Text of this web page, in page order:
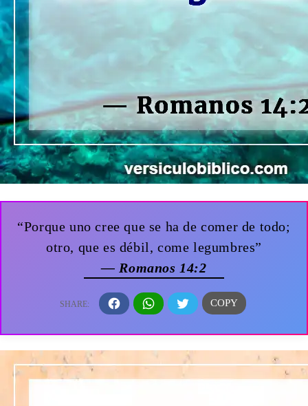
“Porque uno cree que se ha de comer de todo;
otro, que es débil, come legumbres”
— Romanos 14:2